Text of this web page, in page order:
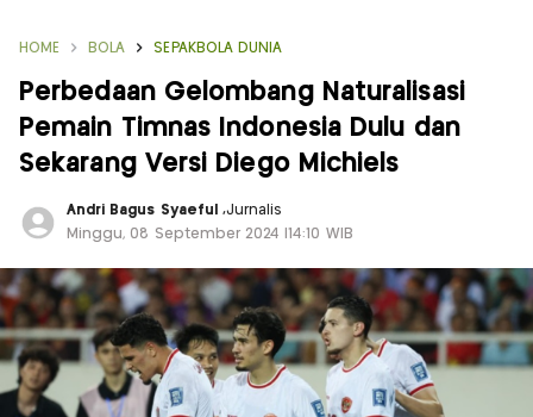
HOME BOLA SEPAKBOLA DUNIA
Perbedaan Gelombang Naturalisasi
Pemain Timnas Indonesia Dulu dan
Sekarang Versi Diego Michiels
Andri Bagus Syaeful ,Jurnalis
Minggu, 08 September 2024 |14:10 WIB